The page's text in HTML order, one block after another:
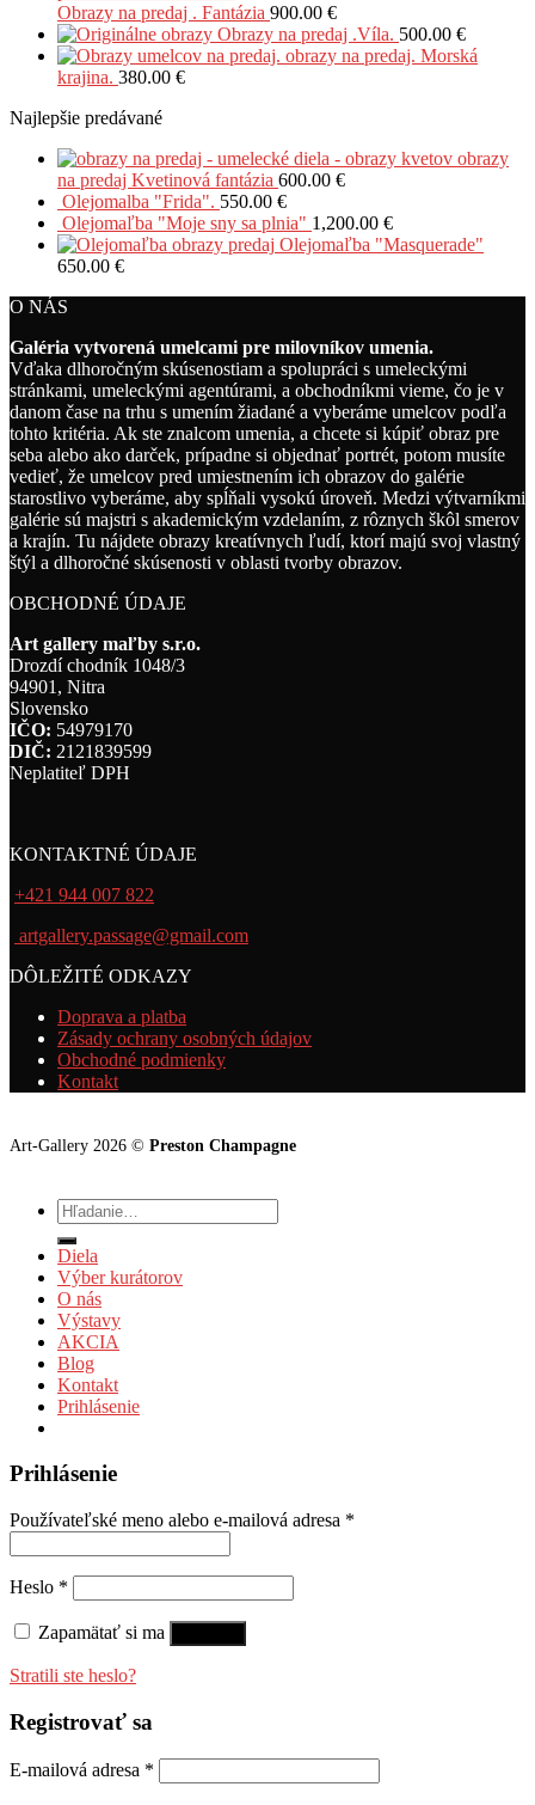
Obrazy na predaj . Fantázia 900.00 €
Obrazy na predaj .Víla. 500.00 €
obrazy na predaj. Morská
krajina. 380.00 €
Najlepšie predávané
obrazy
na predaj Kvetinová fantázia 600.00 €
Olejomalba "Frida". 550.00 €
Olejomaľba "Moje sny sa plnia" 1,200.00 €
Olejomaľba "Masquerade"
650.00 €
O NÁS
Galéria vytvorená umelcami pre milovníkov umenia.
Vďaka dlhoročným skúsenostiam a spolupráci s umeleckými
stránkami, umeleckými agentúrami, a obchodníkmi vieme, čo je v
danom čase na trhu s umením žiadané a vyberáme umelcov podľa
tohto kritéria. Ak ste znalcom umenia, a chcete si kúpiť obraz pre
seba alebo ako darček, prípadne si objednať portrét, potom musíte
vedieť, že umelcov pred umiestnením ich obrazov do galérie
starostlivo vyberáme, aby spĺňali vysokú úroveň. Medzi výtvarníkmi
galérie sú majstri s akademickým vzdelaním, z rôznych škôl smerov
a krajín. Tu nájdete obrazy kreatívnych ľudí, ktorí majú svoj vlastný
štýl a dlhoročné skúsenosti v oblasti tvorby obrazov.
OBCHODNÉ ÚDAJE
Art gallery maľby s.r.o.
Drozdí chodník 1048/3
94901, Nitra
Slovensko
IČO: 54979170
DIČ: 2121839599
Neplatiteľ DPH
KONTAKTNÉ ÚDAJE
+421 944 007 822
artgallery.passage@gmail.com
DÔLEŽITÉ ODKAZY
Doprava a platba
Zásady ochrany osobných údajov
Obchodné podmienky
Kontakt
Art-Gallery 2026 © Preston Champagne
Hľadať:
Diela
Výber kurátorov
O nás
Výstavy
AKCIA
Blog
Kontakt
Prihlásenie
Prihlásenie
Používateľské meno alebo e-mailová adresa *
Heslo *
Zapamätať si ma
Stratili ste heslo?
Registrovať sa
E-mailová adresa *